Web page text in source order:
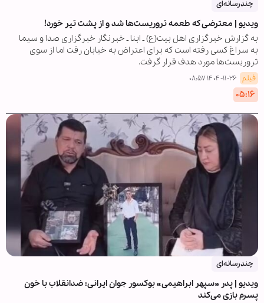
چندرسانه‌ای
ویدیو | معترضی که طعمه تروریست‌ها شد و از پشت تیر خورد!
به گزارش خبرگزاری اهل بیت(ع) ـ ابنا ـ خبرنگار خبرگزاری صدا و سیما
به سراغ کسی رفته است که برای اعتراض به خیابان رفت اما از سوی
تروریست‌ها مورد هدف قرار گرفت.
فیلم ۱۴۰۴-۱۱-۲۶ ۰۸:۵۷
۰۵:۱۶
چندرسانه‌ای
ویدیو | پدر »سپهر ابراهیمی« بوکسور جوان ایرانی: ضدانقلاب با خون
پسرم بازی می‌کند